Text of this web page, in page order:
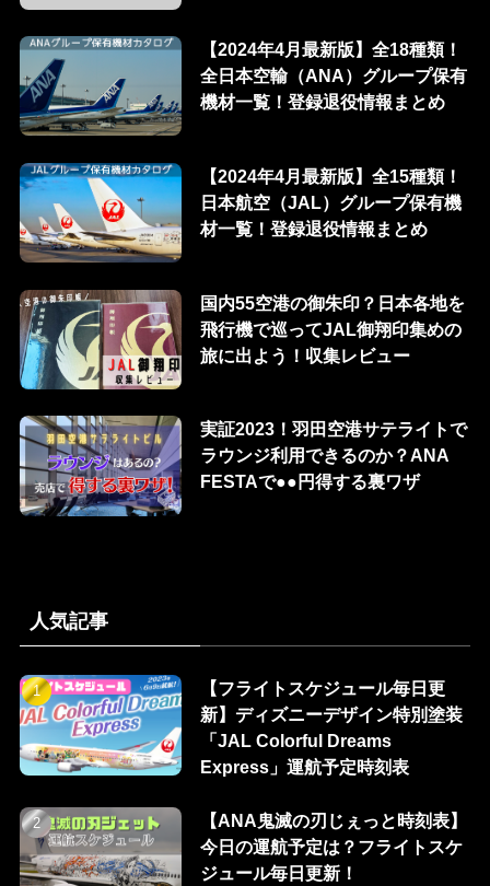
【2024年4月最新版】全18種類！
全日本空輸（ANA）グループ保有
機材一覧！登録退役情報まとめ
【2024年4月最新版】全15種類！
日本航空（JAL）グループ保有機
材一覧！登録退役情報まとめ
国内55空港の御朱印？日本各地を
飛行機で巡ってJAL御翔印集めの
旅に出よう！収集レビュー
実証2023！羽田空港サテライトで
ラウンジ利用できるのか？ANA
FESTAで●●円得する裏ワザ
人気記事
【フライトスケジュール毎日更
新】ディズニーデザイン特別塗装
「JAL Colorful Dreams
Express」運航予定時刻表
【ANA鬼滅の刃じぇっと時刻表】
今日の運航予定は？フライトスケ
ジュール毎日更新！